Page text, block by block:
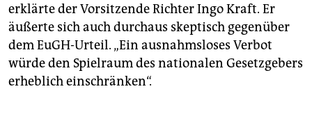
erklärte der Vorsitzende Richter Ingo Kraft. Er
äußerte sich auch durchaus skeptisch gegenüber
dem EuGH-Urteil. „Ein ausnahmsloses Verbot
würde den Spielraum des nationalen Gesetzgebers
erheblich einschränken“.